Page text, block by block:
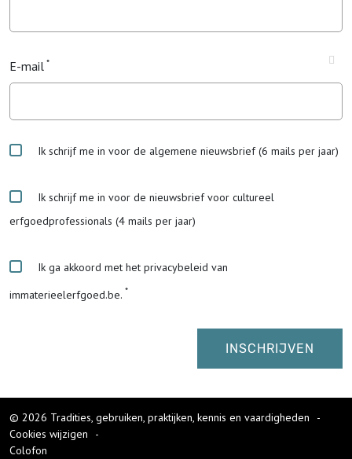
E-mail
Ik schrijf me in voor de algemene nieuwsbrief (6 mails per jaar)
Ik schrijf me in voor de nieuwsbrief voor cultureel
erfgoedprofessionals (4 mails per jaar)
Ik ga akkoord met het privacybeleid van
immaterieelerfgoed.be.
© 2026 Tradities, gebruiken, praktijken, kennis en vaardigheden
-
Cookies wijzigen
-
Colofon